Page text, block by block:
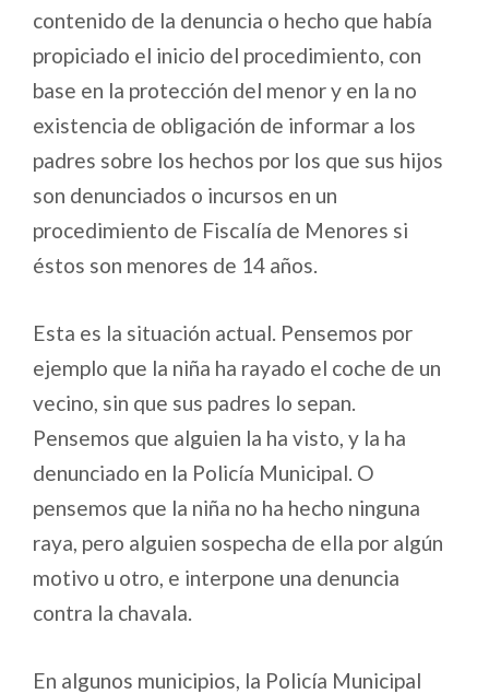
contenido de la denuncia o hecho que había
propiciado el inicio del procedimiento, con
base en la protección del menor y en la no
existencia de obligación de informar a los
padres sobre los hechos por los que sus hijos
son denunciados o incursos en un
procedimiento de Fiscalía de Menores si
éstos son menores de 14 años.
Esta es la situación actual. Pensemos por
ejemplo que la niña ha rayado el coche de un
vecino, sin que sus padres lo sepan.
Pensemos que alguien la ha visto, y la ha
denunciado en la Policía Municipal. O
pensemos que la niña no ha hecho ninguna
raya, pero alguien sospecha de ella por algún
motivo u otro, e interpone una denuncia
contra la chavala.
En algunos municipios, la Policía Municipal